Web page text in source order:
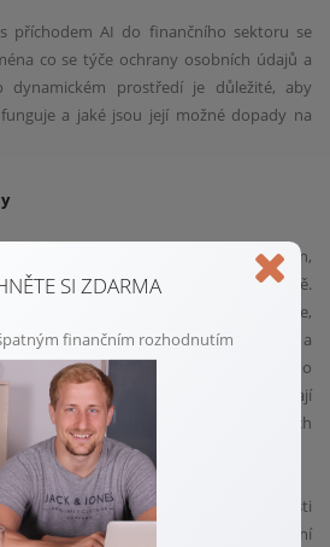
příchodem AI do finančního sektoru se
co se týče ochrany osobních údajů a
prostředí je důležité, aby
a jaké jsou její možné dopady na
blockchainové technologie a kryptoměn,
roli v moderním finančním světě.
jako jsou decentralizace,
otevírá nové možnosti pro ukládání a
jako jsou Bitcoin, Ethereum a mnoho
pouze jako spekulativní aktiva, ale stávají
portfolií a dokonce i každodenních
nabízí zlepšení v oblasti bezpečnosti
na přeshraniční platby a zjednodušení
SI ZDARMA
finančním rozhodnutím